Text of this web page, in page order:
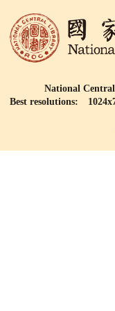
National
Best resolutions: